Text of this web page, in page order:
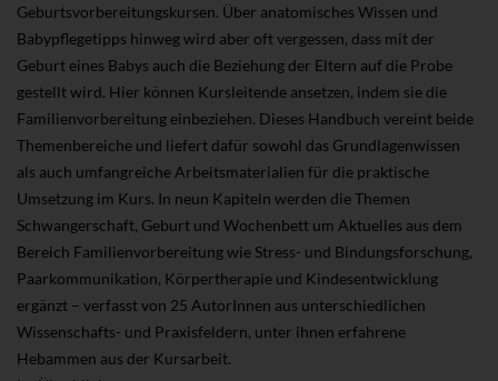
Geburtsvorbereitungskursen. Über anatomisches Wissen und
Babypflegetipps hinweg wird aber oft vergessen, dass mit der
Geburt eines Babys auch die Beziehung der Eltern auf die Probe
gestellt wird. Hier können Kursleitende ansetzen, indem sie die
Familienvorbereitung einbeziehen. Dieses Handbuch vereint beide
Themenbereiche und liefert dafür sowohl das Grundlagenwissen
als auch umfangreiche Arbeitsmaterialien für die praktische
Umsetzung im Kurs. In neun Kapiteln werden die Themen
Schwangerschaft, Geburt und Wochenbett um Aktuelles aus dem
Bereich Familienvorbereitung wie Stress- und Bindungsforschung,
Paarkommunikation, Körpertherapie und Kindesentwicklung
ergänzt – verfasst von 25 AutorInnen aus unterschiedlichen
Wissenschafts- und Praxisfeldern, unter ihnen erfahrene
Hebammen aus der Kursarbeit.